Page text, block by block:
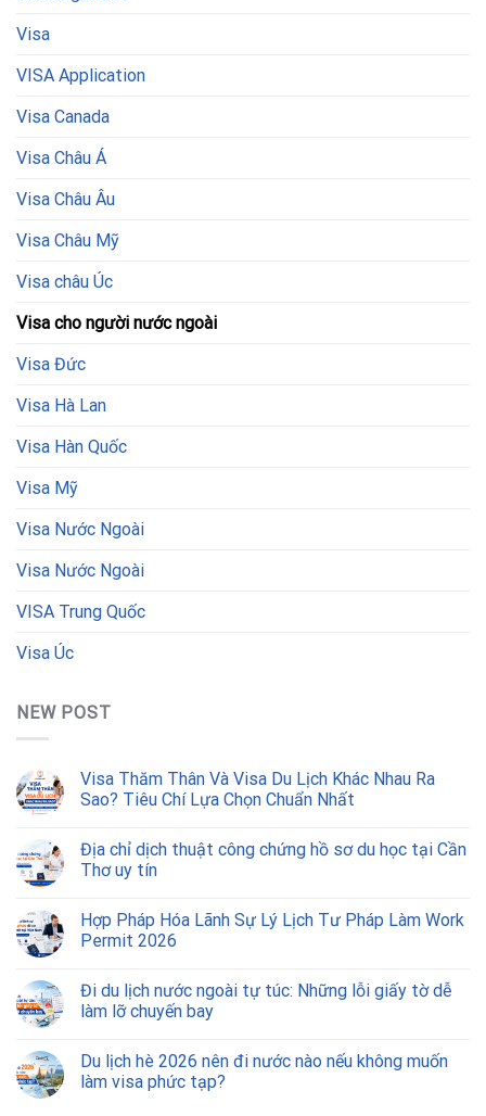
Visa
VISA Application
Visa Canada
Visa Châu Á
Visa Châu Âu
Visa Châu Mỹ
Visa châu Úc
Visa cho người nước ngoài
Visa Đức
Visa Hà Lan
Visa Hàn Quốc
Visa Mỹ
Visa Nước Ngoài
Visa Nước Ngoài
VISA Trung Quốc
Visa Úc
NEW POST
Visa Thăm Thân Và Visa Du Lịch Khác Nhau Ra
Sao? Tiêu Chí Lựa Chọn Chuẩn Nhất
Địa chỉ dịch thuật công chứng hồ sơ du học tại Cần
Thơ uy tín
Hợp Pháp Hóa Lãnh Sự Lý Lịch Tư Pháp Làm Work
Permit 2026
Đi du lịch nước ngoài tự túc: Những lỗi giấy tờ dễ
làm lỡ chuyến bay
Du lịch hè 2026 nên đi nước nào nếu không muốn
làm visa phức tạp?